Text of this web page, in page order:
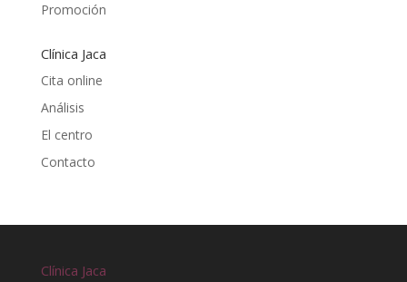
Promoción
Clínica Jaca
Cita online
Análisis
El centro
Contacto
Clínica Jaca